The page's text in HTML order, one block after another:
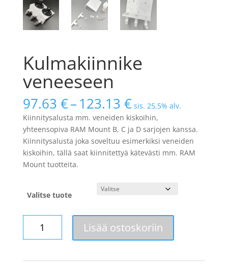
Kulmakiinnike
veneeseen
97.63 €–123.13 € sis. 25,5% alv.
Kiinnitysalusta mm. veneiden kiskoihin,
yhteensopiva RAM Mount B, C ja D sarjojen kanssa.
Kiinnitysalusta joka soveltuu esimerkiksi veneiden
kiskoihin, tällä saat kiinnitettyä kätevästi mm. RAM
Mount tuotteita.
Valitse tuote
Lisää ostoskoriin